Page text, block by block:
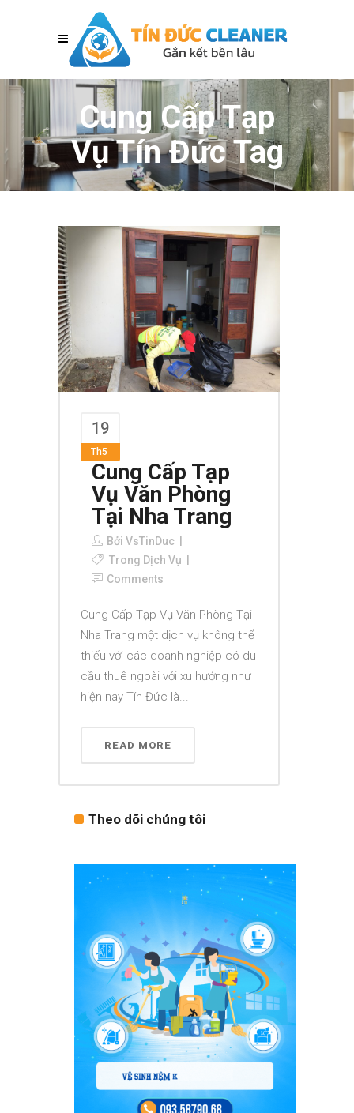
Cung Cấp Tạp
Vụ Tín Đức Tag
19
Th5
Cung Cấp Tạp
Vụ Văn Phòng
Tại Nha Trang
Bởi VsTinDuc
Trong Dịch Vụ
Comments
Cung Cấp Tạp Vụ Văn Phòng Tại
Nha Trang một dịch vụ không thể
thiếu với các doanh nghiệp có du
cầu thuê ngoài với xu hướng như
hiện nay Tín Đức là...
READ MORE
Theo dõi chúng tôi